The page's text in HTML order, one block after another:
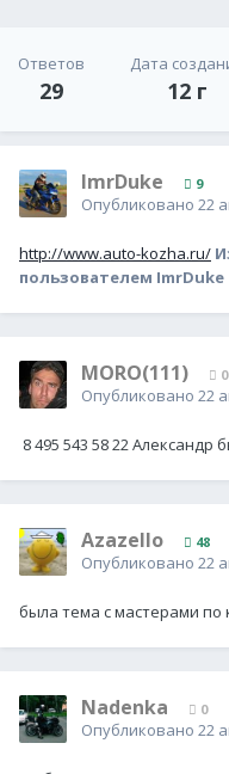
Ответов
29
Дата
12 г
ImrDuke 9
Опубликовано 22
http://www.auto-kozha.ru/
пользователем ImrDuke
MORO(111) 0
Опубликовано 22
8 495 543 58 22 Александр
Azazello 48
Опубликовано 22
была тема с мастерами по
Nadenka 0
Опубликовано 22